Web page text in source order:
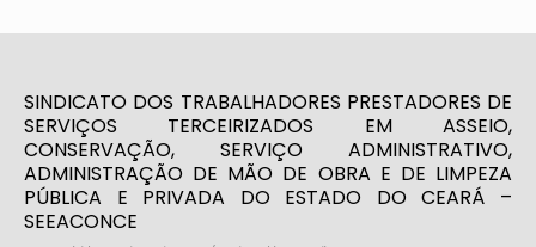
SINDICATO DOS TRABALHADORES PRESTADORES DE
SERVIÇOS TERCEIRIZADOS EM ASSEIO,
CONSERVAÇÃO, SERVIÇO ADMINISTRATIVO,
ADMINISTRAÇÃO DE MÃO DE OBRA E DE LIMPEZA
PÚBLICA E PRIVADA DO ESTADO DO CEARÁ –
SEEACONCE